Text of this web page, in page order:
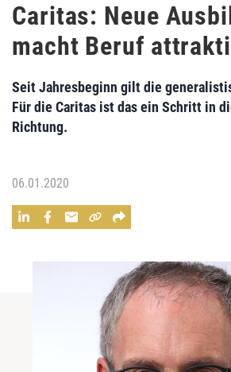
Caritas: Neue
macht Beruf
Seit Jahresbeginn gilt die
Für die Caritas ist das ein Schritt in
Richtung.
06.01.2020